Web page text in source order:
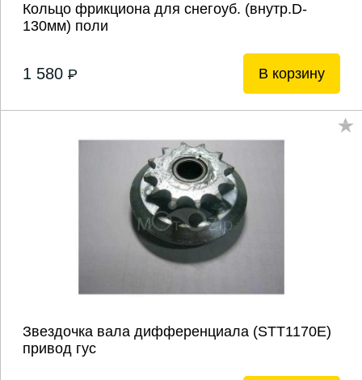
Кольцо фрикциона для снегоуб. (внутр.D-
130мм) поли
1 580 P В корзину
Звездочка вала дифференциала (STT1170E)
привод гус